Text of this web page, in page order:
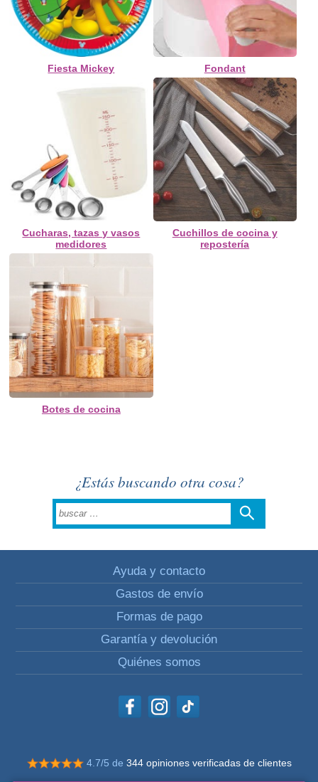
Fiesta Mickey Fondant
Cucharas, tazas y vasos
medidores
Cuchillos de cocina y
repostería
Botes de cocina
¿Estás buscando otra cosa?
Ayuda y contacto
Gastos de envío
Formas de pago
Garantía y devolución
Quiénes somos
4.7/5 de 344 opiniones verificadas de clientes